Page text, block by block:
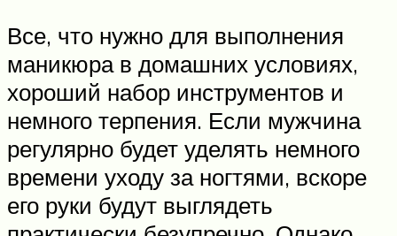
Все, что нужно для выполнения
маникюра в домашних условиях,
хороший набор инструментов и
немного терпения. Если мужчина
регулярно будет уделять немного
времени уходу за ногтями, вскоре
его руки будут выглядеть